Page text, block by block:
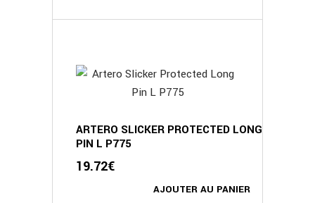
AJOUTER AU PANIER
ARTERO SLICKER PROTECTED LONG
PIN L P775
19.72€